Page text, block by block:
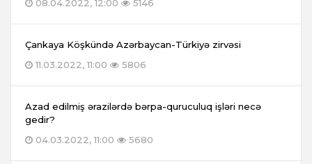
08.04.2022, 12:00 5146
Çankaya Köşkündə Azərbaycan-Türkiyə zirvəsi
11.03.2022, 11:00
5806
Azad edilmiş ərazilərdə bərpa-quruculuq işləri necə
gedir?
04.03.2022, 11:00
5680